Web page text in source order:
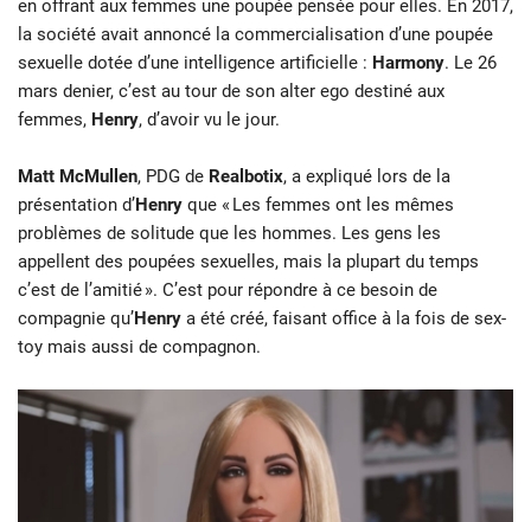
en offrant aux femmes une poupée pensée pour elles. En 2017,
la société avait annoncé la commercialisation d’une poupée
sexuelle dotée d’une intelligence artificielle : Harmony. Le 26
mars denier, c’est au tour de son alter ego destiné aux
femmes, Henry, d’avoir vu le jour.
Matt McMullen, PDG de Realbotix, a expliqué lors de la
présentation d’Henry que « Les femmes ont les mêmes
problèmes de solitude que les hommes. Les gens les
appellent des poupées sexuelles, mais la plupart du temps
c’est de l’amitié ». C’est pour répondre à ce besoin de
compagnie qu’Henry a été créé, faisant office à la fois de sex-
toy mais aussi de compagnon.